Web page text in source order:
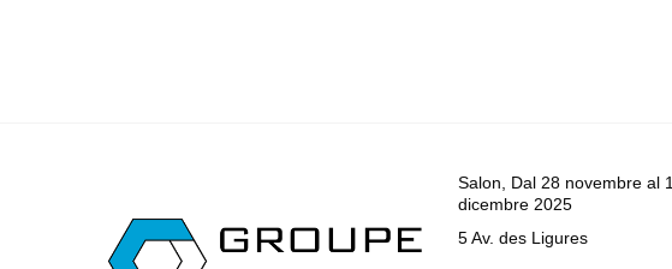
Salon, Dal 28 novembre al 1
dicembre 2025
5 Av. des Ligures